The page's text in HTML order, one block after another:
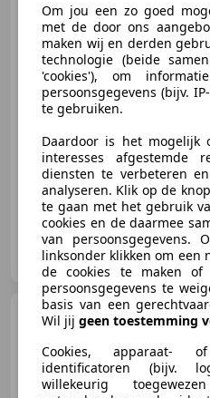
11/2018 174.288 km
Greven Automotive B.V.
NL-9502 EC STADSKANAAL
Om jou een zo goed
met de door ons
maken wij en derden
technologie (beide
'cookies'), om
persoonsgegevens (bijv.
te gebruiken.
Daardoor is het mogelijk
interesses afgestemde
diensten te verbeteren
analyseren. Klik op de
te gaan met het gebruik
cookies en de daarmee
van
linksonder klikken om een
de cookies te maken
persoonsgegevens te
basis van een
Wil jij geen toestemming
Cookies, apparaat-
identificatoren (bijv.
willekeurig